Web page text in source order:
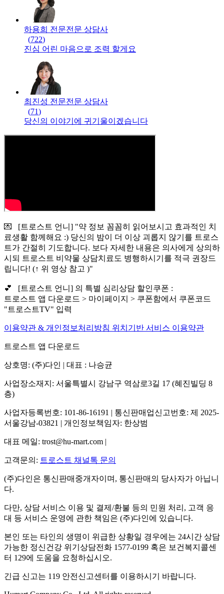
하용희 전문전문 상담사
(722)
진심 어린 마음으로 조력 할게요
최진성 전문전문 상담사
(71)
당신의 이야기에 귀기울이겠습니다
💌 [트로스트 언니] "약 정보 꼼꼼히 읽어보시고 효과적인 치
료생활 함께해요 :) 당신의 밤이 더 이상 괴롭지 않기를 트로스
트가 간절히 기도합니다. 보다 자세한 내용은 의사에게 상의하
시되 트로스트 비약물 상담치료도 병행하시기를 적극 권장드
립니다! (↑ 위 영상 참고 )"
💕 [트로스트 언니] 의 특별 심리상담 할인쿠폰 :
트로스트 앱 다운로드 > 마이페이지 > 쿠폰함에서 쿠폰코드
"트로스트TV" 입력
이용약관 & 개인정보처리방침 위치기반 서비스 이용약관
트로스트 앱 다운로드
상호명: (주)다인 | 대표 : 나승균
사업장소재지: 서울특별시 강남구 역삼로3길 17 (혜진빌딩 8
층)
사업자등록번호: 101-86-16191 | 통신판매업신고번호: 제 2025-
서울강남-03821 | 개인정보책임자: 한상범
대표 메일: trost@hu-mart.com |
고객문의: 트로스트 채널톡 문의
(주)다인은 통신판매중개자이며, 통신판매의 당사자가 아닙니
다.
다만, 상담 서비스 이용 및 결제/환불 등의 민원 처리, 고객 응
대 등 서비스 운영에 관한 책임은 (주)다인에 있습니다.
본인 또는 타인의 생명이 위급한 상황일 경우에는 24시간 상담
가능한 정신건강 위기상담전화 1577-0199 혹은 보건복지콜센
터 129에 도움을 요청하십시오.
긴급 신고는 119 안전신고센터를 이용하시기 바랍니다.